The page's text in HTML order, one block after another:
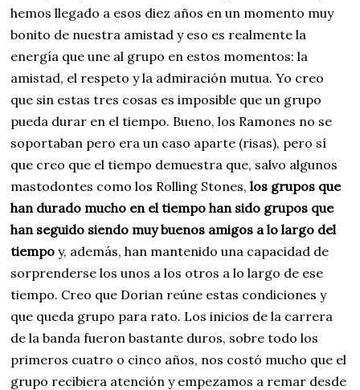
hemos llegado a esos diez años en un momento muy
bonito de nuestra amistad y eso es realmente la
energía que une al grupo en estos momentos: la
amistad, el respeto y la admiración mutua. Yo creo
que sin estas tres cosas es imposible que un grupo
pueda durar en el tiempo. Bueno, los Ramones no se
soportaban pero era un caso aparte (risas), pero sí
que creo que el tiempo demuestra que, salvo algunos
mastodontes como los Rolling Stones,los grupos que
han durado mucho en el tiempo han sido grupos que
han seguido siendo muy buenos amigos a lo largo del
tiempo y, además, han mantenido una capacidad de
sorprenderse los unos a los otros a lo largo de ese
tiempo. Creo que Dorian reúne estas condiciones y
que queda grupo para rato. Los inicios de la carrera
de la banda fueron bastante duros, sobre todo los
primeros cuatro o cinco años, nos costó mucho que el
grupo recibiera atención y empezamos a remar desde